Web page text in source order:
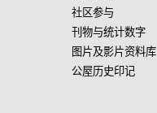
社区参与
刊物与统计数字
图片及影片资料库
公屋历史印记